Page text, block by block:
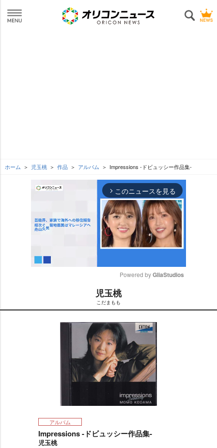
ホーム 児玉桃 作品 アルバム Impressions -ドビュッシー作品集-
arrow_forward_ios このニュースを見る
t
e
Powered by GliaStudios
児玉桃
こだまもも
アルバム
Impressions -ドビュッシー作品集-
児玉桃